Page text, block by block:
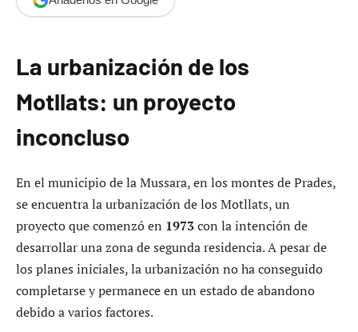
La urbanización de los
Motllats: un proyecto
inconcluso
En el municipio de la Mussara, en los montes de Prades,
se encuentra la urbanización de los Motllats, un
proyecto que comenzó en 1973con la intención de
desarrollar una zona de segunda residencia. A pesar de
los planes iniciales, la urbanización no ha conseguido
completarse y permanece en un estado de abandono
debido a varios factores.